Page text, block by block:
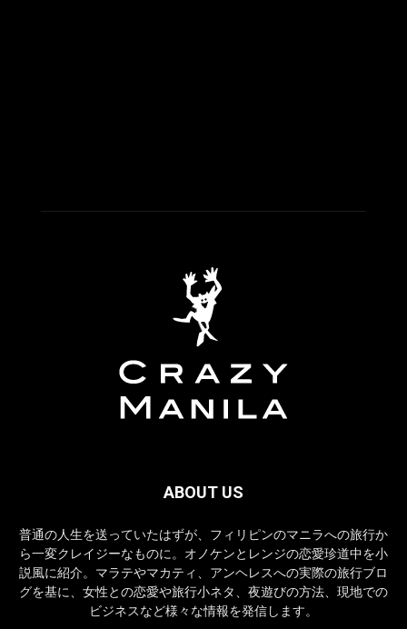
ABOUT US
普通の人生を送っていたはずが、フィリピンのマニラへの旅行か
ら一変クレイジーなものに。オノケンとレンジの恋愛珍道中を小
説風に紹介。マラテやマカティ、アンヘレスへの実際の旅行ブロ
グを基に、女性との恋愛や旅行小ネタ、夜遊びの方法、現地での
ビジネスなど様々な情報を発信します。